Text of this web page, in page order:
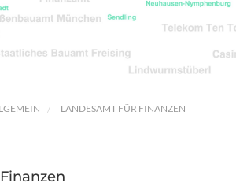
LANDESAMT FÜR FINANZEN